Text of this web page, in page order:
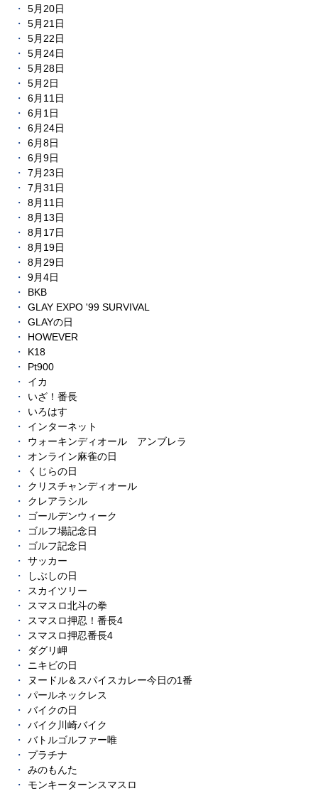
5月20日
5月21日
5月22日
5月24日
5月28日
5月2日
6月11日
6月1日
6月24日
6月8日
6月9日
7月23日
7月31日
8月11日
8月13日
8月17日
8月19日
8月29日
9月4日
BKB
GLAY EXPO '99 SURVIVAL
GLAYの日
HOWEVER
K18
Pt900
イカ
いざ！番長
いろはす
インターネット
ウォーキンディオール アンブレラ
オンライン麻雀の日
くじらの日
クリスチャンディオール
クレアラシル
ゴールデンウィーク
ゴルフ場記念日
ゴルフ記念日
サッカー
しぶしの日
スカイツリー
スマスロ北斗の拳
スマスロ押忍！番長4
スマスロ押忍番長4
ダグリ岬
ニキビの日
ヌードル＆スパイスカレー今日の1番
パールネックレス
バイクの日
バイク川崎バイク
バトルゴルファー唯
プラチナ
みのもんた
モンキーターンスマスロ